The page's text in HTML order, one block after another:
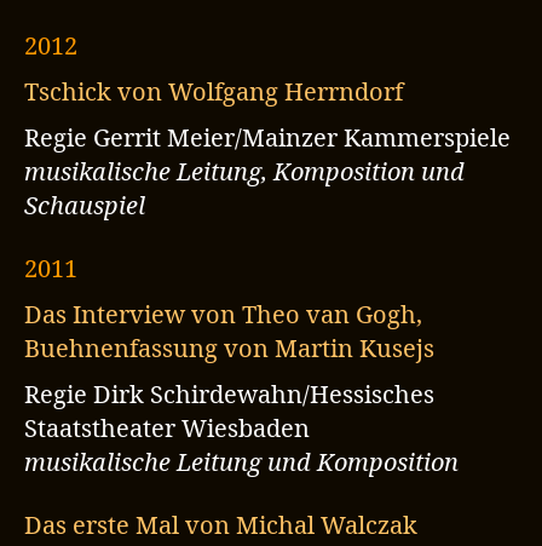
2012
Tschick von Wolfgang Herrndorf
Regie Gerrit Meier/Mainzer Kammerspiele
musikalische Leitung, Komposition und
Schauspiel
2011
Das Interview von Theo van Gogh,
Buehnenfassung von Martin Kusejs
Regie Dirk Schirdewahn/Hessisches
Staatstheater Wiesbaden
musikalische Leitung und Komposition
Das erste Mal von Michal Walczak